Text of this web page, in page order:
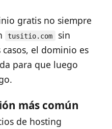
gratis no siempre
tusitio.com
sin
el dominio es
para que luego
más común
de hosting